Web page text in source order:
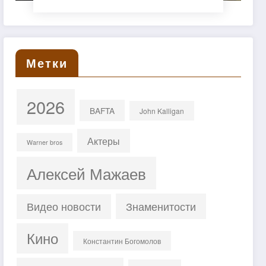
Метки
2026 BAFTA John Kalligan
Warner bros Актеры
Алексей Мажаев
Видео новости Знаменитости
Кино Константин Богомолов